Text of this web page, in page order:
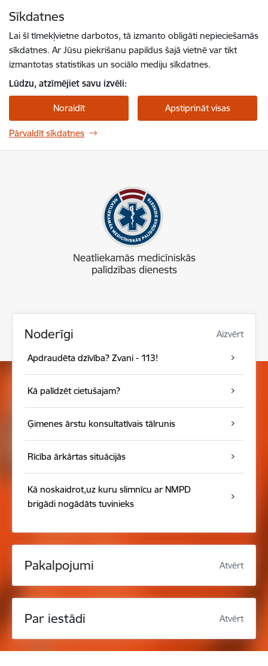
Sīkdatnes
Lai šī tīmekļvietne darbotos, tā izmanto obligāti nepieciešamās
sīkdatnes. Ar Jūsu piekrišanu papildus šajā vietnē var tikt
izmantotas statistikas un sociālo mediju sīkdatnes.
Lūdzu, atzīmējiet savu izvēli:
Noraidīt Apstiprināt visas
Pārvaldīt sīkdatnes
Noderīgi Aizvērt
Apdraudēta dzīvība? Zvani - 113!
Kā palīdzēt cietušajam?
Ģimenes ārstu konsultatīvais tālrunis
Rīcība ārkārtas situācijās
Kā noskaidrot,uz kuru slimnīcu ar NMPD
brigādi nogādāts tuvinieks
Pakalpojumi Atvērt
Par iestādi Atvērt